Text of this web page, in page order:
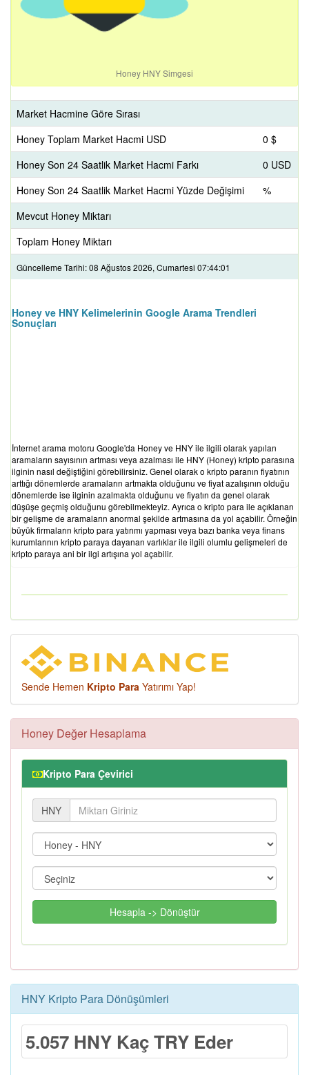
Honey HNY Simgesi
Market Hacmine Göre Sırası
Honey Toplam Market Hacmi USD
0 $
Honey Son 24 Saatlik Market Hacmi Farkı
0 USD
Honey Son 24 Saatlik Market Hacmi Yüzde Değişimi
%
Mevcut Honey Miktarı
Toplam Honey Miktarı
Güncelleme Tarihi: 08 Ağustos 2026, Cumartesi 07:44:01
Honey ve HNY Kelimelerinin Google Arama Trendleri
Sonuçları
İnternet arama motoru Google'da Honey ve HNY ile ilgili olarak yapılan
aramaların sayısının artması veya azalması ile HNY (Honey) kripto parasına
ilginin nasıl değiştiğini görebilirsiniz. Genel olarak o kripto paranın fiyatının
arttığı dönemlerde aramaların artmakta olduğunu ve fiyat azalışının olduğu
dönemlerde ise ilginin azalmakta olduğunu ve fiyatın da genel olarak
düşüşe geçmiş olduğunu görebilmekteyiz. Ayrıca o kripto para ile açıklanan
bir gelişme de aramaların anormal şekilde artmasına da yol açabilir. Örneğin
büyük firmaların kripto para yatırımı yapması veya bazı banka veya finans
kurumlarının kripto paraya dayanan varlıklar ile ilgili olumlu gelişmeleri de
kripto paraya ani bir ilgi artışına yol açabilir.
Sende Hemen Kripto Para Yatırımı Yap!
Honey Değer Hesaplama
Kripto Para Çevirici
HNY
Hesapla -> Dönüştür
HNY Kripto Para Dönüşümleri
5.057 HNY Kaç TRY Eder